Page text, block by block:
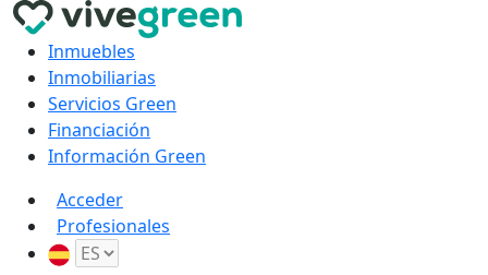
Inmuebles
Inmobiliarias
Servicios Green
Financiación
Información Green
Acceder
Profesionales